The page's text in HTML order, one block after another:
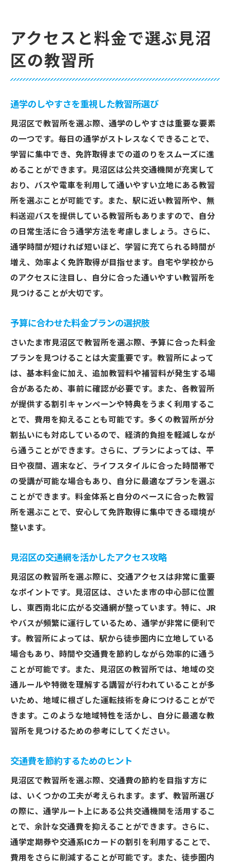
アクセスと料金で選ぶ見沼
区の教習所
通学のしやすさを重視した教習所選び
見沼区で教習所を選ぶ際、通学のしやすさは重要な要素
の一つです。毎日の通学がストレスなくできることで、
学習に集中でき、免許取得までの道のりをスムーズに進
めることができます。見沼区は公共交通機関が充実して
おり、バスや電車を利用して通いやすい立地にある教習
所を選ぶことが可能です。また、駅に近い教習所や、無
料送迎バスを提供している教習所もありますので、自分
の日常生活に合う通学方法を考慮しましょう。さらに、
通学時間が短ければ短いほど、学習に充てられる時間が
増え、効率よく免許取得が目指せます。自宅や学校から
のアクセスに注目し、自分に合った通いやすい教習所を
見つけることが大切です。
予算に合わせた料金プランの選択肢
さいたま市見沼区で教習所を選ぶ際、予算に合った料金
プランを見つけることは大変重要です。教習所によって
は、基本料金に加え、追加教習料や補習料が発生する場
合があるため、事前に確認が必要です。また、各教習所
が提供する割引キャンペーンや特典をうまく利用するこ
とで、費用を抑えることも可能です。多くの教習所が分
割払いにも対応しているので、経済的負担を軽減しなが
ら通うことができます。さらに、プランによっては、平
日や夜間、週末など、ライフスタイルに合った時間帯で
の受講が可能な場合もあり、自分に最適なプランを選ぶ
ことができます。料金体系と自分のペースに合った教習
所を選ぶことで、安心して免許取得に集中できる環境が
整います。
見沼区の交通網を活かしたアクセス攻略
見沼区の教習所を選ぶ際に、交通アクセスは非常に重要
なポイントです。見沼区は、さいたま市の中心部に位置
し、東西南北に広がる交通網が整っています。特に、JR
やバスが頻繁に運行しているため、通学が非常に便利で
す。教習所によっては、駅から徒歩圏内に立地している
場合もあり、時間や交通費を節約しながら効率的に通う
ことが可能です。また、見沼区の教習所では、地域の交
通ルールや特徴を理解する講習が行われていることが多
いため、地域に根ざした運転技術を身につけることがで
きます。このような地域特性を活かし、自分に最適な教
習所を見つけるための参考にしてください。
交通費を節約するためのヒント
見沼区で教習所を選ぶ際、交通費の節約を目指す方に
は、いくつかの工夫が考えられます。まず、教習所選び
の際に、通学ルート上にある公共交通機関を活用するこ
とで、余計な交通費を抑えることができます。さらに、
通学定期券や交通系ICカードの割引を利用することで、
費用をさらに削減することが可能です。また、徒歩圏内